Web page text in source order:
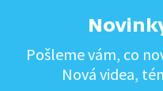
Pošleme vám, co
Nová videa,